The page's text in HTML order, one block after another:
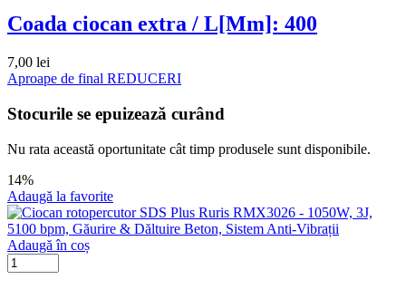
Coada ciocan extra / L[Mm]: 400
7,00 lei
Aproape de final REDUCERI
Stocurile se epuizează curând
Nu rata această oportunitate cât timp produsele sunt disponibile.
14%
Adaugă la favorite
Adaugă în coș